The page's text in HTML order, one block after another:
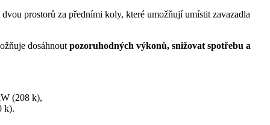
prostorů za předními koly, které umožňují umístit zavazadla
dosáhnout pozoruhodných výkonů, snižovat spotřebu a
(208 k),
k).